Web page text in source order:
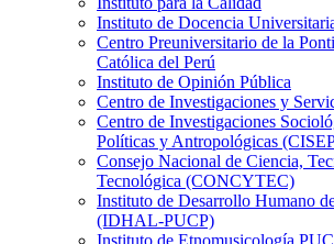
Instituto de Docencia
Centro Preuniversitario de la
Católica del Perú
Instituto de Opinión Pública
Centro de Investigaciones y
Centro de Investigaciones
Políticas y Antropológicas
Consejo Nacional de Ciencia,
Tecnológica (CONCYTEC)
Instituto de Desarrollo Humano
(IDHAL-PUCP)
Instituto de Etnomusicología